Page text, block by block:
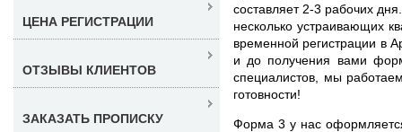
составляет 2-3 рабочих
несколько устраивающих
временной регистрации в
и до получения вами
специалистов, мы
готовности!
Форма 3 у нас
ЦЕНА РЕГИСТРАЦИИ
ОТЗЫВЫ КЛИЕНТОВ
ЗАКАЗАТЬ ПРОПИСКУ